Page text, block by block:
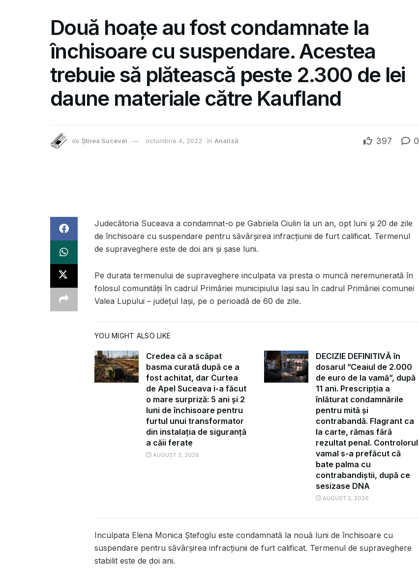
Două hoațe au fost condamnate la
închisoare cu suspendare. Acestea
trebuie să plătească peste 2.300 de lei
daune materiale către Kaufland
de Știrea Sucevei octombrie 4, 2022 în Analiză 397 0
Judecătoria Suceava a condamnat-o pe Gabriela Ciulin la un an, opt luni și 20 de zile
de închisoare cu suspendare pentru săvârșirea infracțiunii de furt calificat. Termenul
de supraveghere este de doi ani și șase luni.
Pe durata termenului de supraveghere inculpata va presta o muncă neremunerată în
folosul comunităţii în cadrul Primăriei municipiului Iaşi sau în cadrul Primăriei comunei
Valea Lupului – județul Iaşi, pe o perioadă de 60 de zile.
YOU MIGHT ALSO LIKE
Credea că a scăpat
basma curată după ce a
fost achitat, dar Curtea
de Apel Suceava i-a făcut
o mare surpriză: 5 ani și 2
luni de închisoare pentru
furtul unui transformator
din instalația de siguranță
a căii ferate
AUGUST 3, 2026
DECIZIE DEFINITIVĂ în
dosarul ”Ceaiul de 2.000
de euro de la vamă”, după
11 ani. Prescripția a
înlăturat condamnările
pentru mită și
contrabandă. Flagrant ca
la carte, rămas fără
rezultat penal. Controlorul
vamal s-a prefăcut că
bate palma cu
contrabandiștii, după ce
sesizase DNA
AUGUST 2, 2026
Inculpata Elena Monica Ștefoglu este condamnată la nouă luni de închisoare cu
suspendare pentru săvârşirea infracţiunii de furt calificat. Termenul de supraveghere
stabilit este de doi ani.